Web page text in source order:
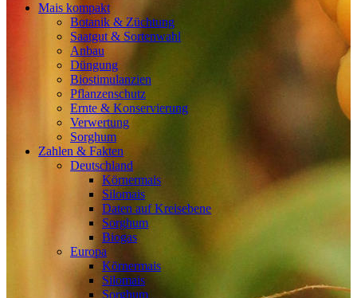
Mais kompakt
Botanik & Züchtung
Saatgut & Sortenwahl
Anbau
Düngung
Biostimulanzien
Pflanzenschutz
Ernte & Konservierung
Verwertung
Sorghum
Zahlen & Fakten
Deutschland
Körnermais
Silomais
Daten auf Kreisebene
Sorghum
Biogas
Europa
Körnermais
Silomais
Sorghum